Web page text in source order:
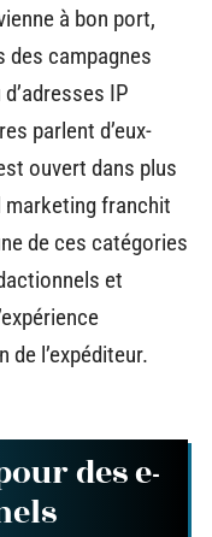
à bon port,
des campagnes
IP
parlent d’eux-
ouvert dans plus
marketing franchit
de ces catégories
et
l’expéditeur.
des e-